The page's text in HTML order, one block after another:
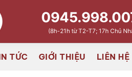
(8h-21h từ T2-T7; 17h Chủ
TỨC GIỚI THIỆU LIÊN HỆ